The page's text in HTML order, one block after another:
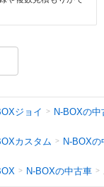
ジョイ N-BOXの中
カスタム N-BOXの
N-BOXの中古車